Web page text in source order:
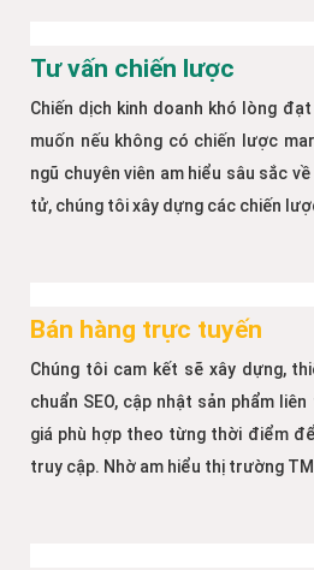
Tư vấn chiến lược
Chiến dịch kinh doanh khó lòng
muốn nếu không có chiến lược
ngũ chuyên viên am hiểu sâu sắc
tử, chúng tôi xây dựng các chiến
Bán hàng trực tuyến
Chúng tôi cam kết sẽ xây dựng,
chuẩn SEO, cập nhật sản phẩm
giá phù hợp theo từng thời điểm
truy cập. Nhờ am hiểu thị trường